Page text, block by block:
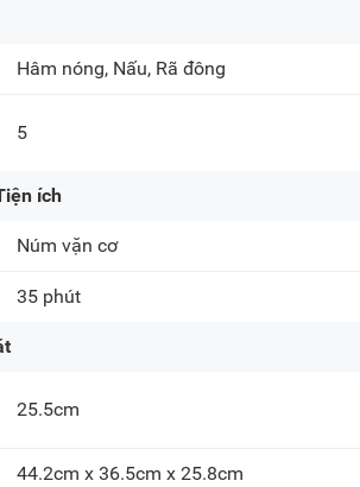
Hâm nóng, Nấu, Rã đông
5
ích
Núm vặn cơ
35 phút
25.5cm
44.2cm x 36.5cm x 25.8cm